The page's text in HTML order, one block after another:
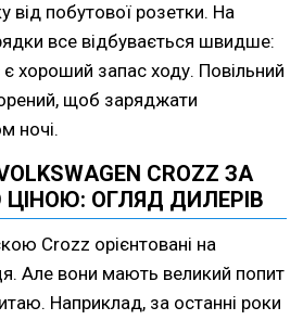
від побутової розетки. На
все відбувається швидше:
є хороший запас ходу. Повільний
щоб заряджати
ночі.
CROZZ ЗА
ОГЛЯД ДИЛЕРІВ
Crozz орієнтовані на
Але вони мають великий попит
Наприклад, за останні роки